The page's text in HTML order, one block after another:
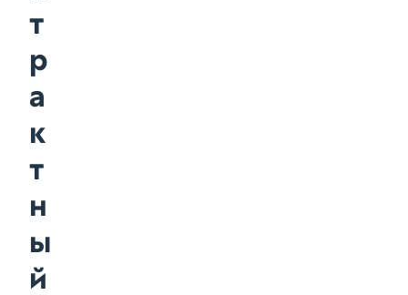
т
р
а
к
т
н
ы
й